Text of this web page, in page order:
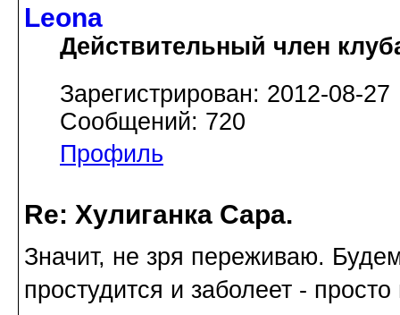
Leona
Действительный член
Зарегистрирован: 2012-08-27
Сообщений: 720
Профиль
Re: Хулиганка Сара.
Значит, не зря переживаю.
простудится и заболеет -